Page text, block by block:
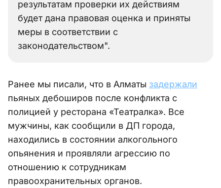
результатам проверки их действиям
будет дана правовая оценка и приняты
меры в соответствии с
законодательством".
Ранее мы писали, что в Алматы задержали
пьяных дебоширов после конфликта с
полицией у ресторана «Театралка». Все
мужчины, как сообщили в ДП города,
находились в состоянии алкогольного
опьянения и проявляли агрессию по
отношению к сотрудникам
правоохранительных органов.